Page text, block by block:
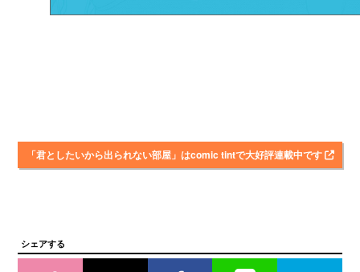
「君としたいから出られない部屋」はcomic tintで大好評連載中です
シェアする